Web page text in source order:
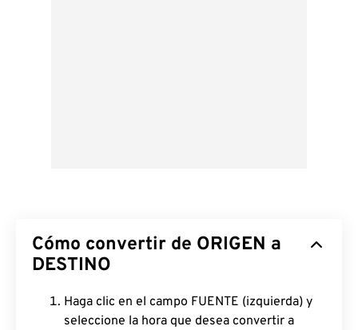
Cómo convertir de ORIGEN a
DESTINO
Haga clic en el campo FUENTE (izquierda) y
seleccione la hora que desea convertir a